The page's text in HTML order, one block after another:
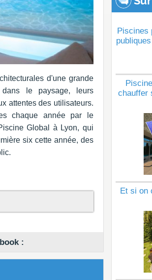
d'une grande
le paysage, leurs
attentes des utilisateurs.
chaque année par le
Global à Lyon, qui
six cette année, des
:
Piscines
chauffer
Et si on